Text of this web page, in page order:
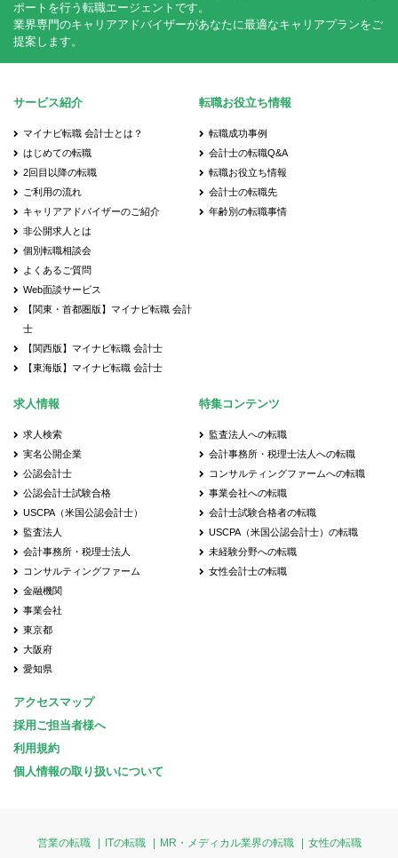
ポートを行う転職エージェントです。
業界専門のキャリアアドバイザーがあなたに最適なキャリアプランをご
提案します。
サービス紹介
マイナビ転職 会計士とは？
はじめての転職
2回目以降の転職
ご利用の流れ
キャリアアドバイザーのご紹介
非公開求人とは
個別転職相談会
よくあるご質問
Web面談サービス
【関東・首都圏版】マイナビ転職 会計
士
【関西版】マイナビ転職 会計士
【東海版】マイナビ転職 会計士
転職お役立ち情報
転職成功事例
会計士の転職Q&A
転職お役立ち情報
会計士の転職先
年齢別の転職事情
求人情報
求人検索
実名公開企業
公認会計士
公認会計士試験合格
USCPA（米国公認会計士）
監査法人
会計事務所・税理士法人
コンサルティングファーム
金融機関
事業会社
東京都
大阪府
愛知県
特集コンテンツ
監査法人への転職
会計事務所・税理士法人への転職
コンサルティングファームへの転職
事業会社への転職
会計士試験合格者の転職
USCPA（米国公認会計士）の転職
未経験分野への転職
女性会計士の転職
アクセスマップ
採用ご担当者様へ
利用規約
個人情報の取り扱いについて
営業の転職 ITの転職 MR・メディカル業界の転職
女性の転職